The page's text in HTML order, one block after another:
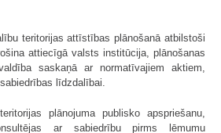
teritorijas attīstības plānošanā atbilstoši
attiecīgā valsts institūcija, plānošanas
saskaņā ar normatīvajiem aktiem,
līdzdalībai.
plānojuma publisko apspriešanu,
ar sabiedrību pirms lēmumu